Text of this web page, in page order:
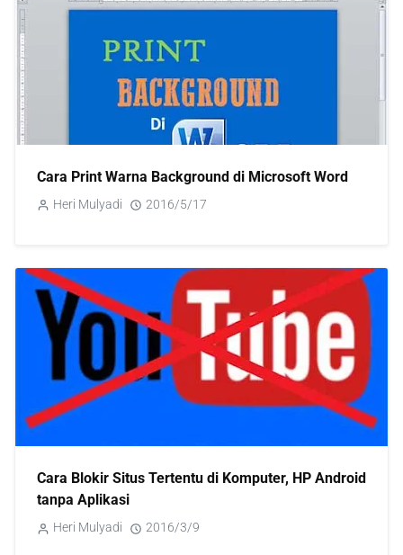
Cara Print Warna Background di Microsoft Word
Heri Mulyadi 2016/5/17
Cara Blokir Situs Tertentu di Komputer, HP Android
tanpa Aplikasi
Heri Mulyadi 2016/3/9